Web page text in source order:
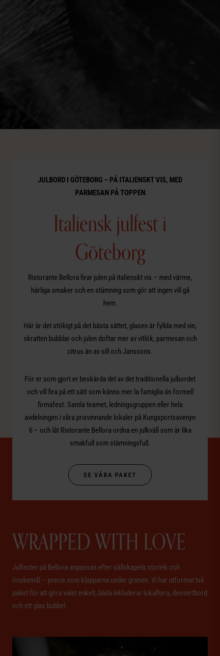
JULBORD I GÖTEBORG – PÅ ITALIENSKT VIS, MED
PARMESAN PÅ TOPPEN
Italiensk julfest i
Göteborg
Ristorante Bellora firar julen på italienskt vis – med värme,
härliga smaker och en stämning som gör att ingen vill gå
hem.
Här är det stökigt på det bästa sättet, glasen är fyllda med vin,
skratten bubblar och julen doftar mer av vitlök, parmesan och
citrus än av sill och Janssons.
För er som gjort er beskärda del av det traditionella julbordet
och vill fira på ett sätt som känns mer la famiglia än formell
firmafest. Samla teamet, ledningsgruppen eller hela
avdelningen i våra prisvinnande lokaler på Kungsportsavenyn
6 – och låt Ristorante Bellora ordna en julkväll som är lika
smakfull som stämningsfull.
SE VÅRA PAKET
WRAPPED WITH LOVE
Julfester på Bellora anpassas efter sällskapets storlek och
önskemål – precis som klapparna under granen. Vi har utformat två
paket för att göra valet enkelt, båda inkluderar lokalhyra, dessertbord
och ett glas bubbel.